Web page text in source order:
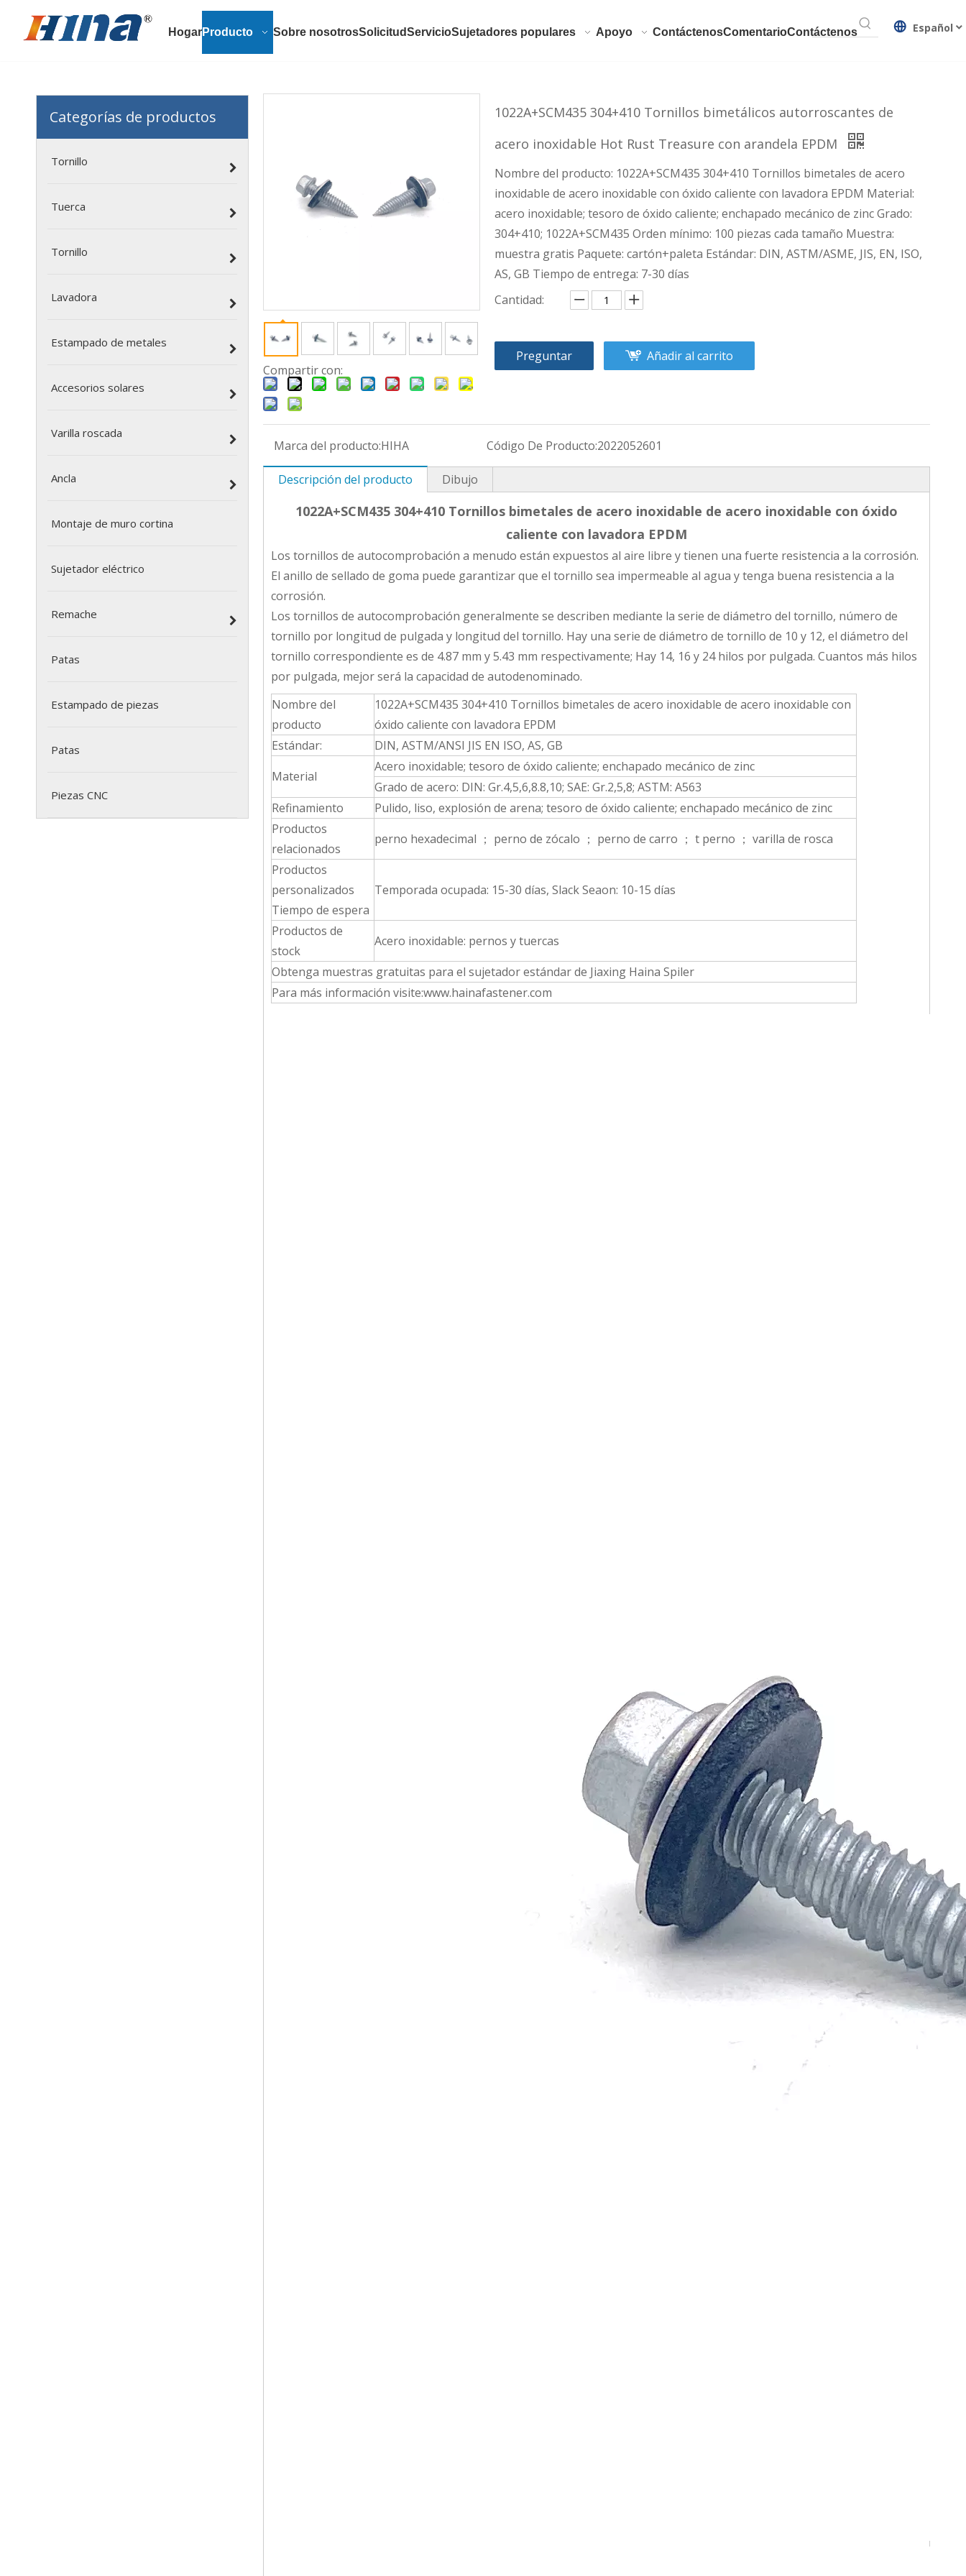
HogarProducto Sobre nosotrosSolicitudServicioSujetadores populares Apoyo ContáctenosComentarioContáctenos Español
Categorías de productos
Tornillo
Tuerca
Tornillo
Lavadora
Estampado de metales
Accesorios solares
Varilla roscada
Ancla
Montaje de muro cortina
Sujetador eléctrico
Remache
Patas
Estampado de piezas
Patas
Piezas CNC
Compartir con:
1022A+SCM435 304+410 Tornillos bimetálicos autorroscantes de
acero inoxidable Hot Rust Treasure con arandela EPDM
Nombre del producto: 1022A+SCM435 304+410 Tornillos bimetales de acero
inoxidable de acero inoxidable con óxido caliente con lavadora EPDM Material:
acero inoxidable; tesoro de óxido caliente; enchapado mecánico de zinc Grado:
304+410; 1022A+SCM435 Orden mínimo: 100 piezas cada tamaño Muestra:
muestra gratis Paquete: cartón+paleta Estándar: DIN, ASTM/ASME, JIS, EN, ISO,
AS, GB Tiempo de entrega: 7-30 días
Cantidad:
Preguntar Añadir al carrito
Marca del producto:HIHA Código De Producto:2022052601
Descripción del producto Dibujo
1022A+SCM435 304+410 Tornillos bimetales de acero inoxidable de acero inoxidable con óxido
caliente con lavadora EPDM
Los tornillos de autocomprobación a menudo están expuestos al aire libre y tienen una fuerte resistencia a la corrosión.
El anillo de sellado de goma puede garantizar que el tornillo sea impermeable al agua y tenga buena resistencia a la
corrosión.
Los tornillos de autocomprobación generalmente se describen mediante la serie de diámetro del tornillo, número de
tornillo por longitud de pulgada y longitud del tornillo. Hay una serie de diámetro de tornillo de 10 y 12, el diámetro del
tornillo correspondiente es de 4.87 mm y 5.43 mm respectivamente; Hay 14, 16 y 24 hilos por pulgada. Cuantos más hilos
por pulgada, mejor será la capacidad de autodenominado.
Nombre del
producto
1022A+SCM435 304+410 Tornillos bimetales de acero inoxidable de acero inoxidable con
óxido caliente con lavadora EPDM
Estándar:
DIN, ASTM/ANSI JIS EN ISO, AS, GB
Material
Acero inoxidable; tesoro de óxido caliente; enchapado mecánico de zinc
Grado de acero: DIN: Gr.4,5,6,8.8,10; SAE: Gr.2,5,8; ASTM: A563
Refinamiento
Pulido, liso, explosión de arena; tesoro de óxido caliente; enchapado mecánico de zinc
Productos
relacionados
perno hexadecimal ； perno de zócalo ； perno de carro ； t perno ； varilla de rosca
Productos
personalizados
Tiempo de espera
Temporada ocupada: 15-30 días, Slack Seaon: 10-15 días
Productos de
stock
Acero inoxidable: pernos y tuercas
Obtenga muestras gratuitas para el sujetador estándar de Jiaxing Haina Spiler
Para más información visite:www.hainafastener.com